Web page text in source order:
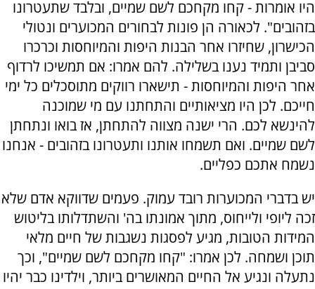
היו אומרות - קחו מקחכם לשם שמיים, ובלבד שתעטרונו
בזהובים". לכאורה הן פונות לבחורים המכוערים ונטולי
הכישרון, שחיזרו אחר הבנות היפות והמיוחסות וכרכרו
סביבן ותמיד נענו בשלילה. להם אמרו: אם תמשיכו לרדוף
אחר היפות והמיוחסות - תישארו רווקים מתוסכלים כל ימי
חייכם. לכן היו מציאותיים והתחתנו עם מי שמוכנה
להינשא לכם. הרי ישנה מצווה להתחתן, אז בואו ונתחתן
לשם שמיים. ואם תשמחו אותנו ותעטרונו בזהובים - אנחנו
נשמח אתכם כפליים.
יש בדברי המכוערות רובד עמוק. פעמים שדווקא אדם שלא
זכה ליופי ולייחוס, מתוך אמונתו בה' והשתדלותו בליטוש
המידות הטובות, מגיע לפסגות נשגבות של חיים מלאי
תוכן ושמחה. לכן אמרו: "קחו מקחכם לשם שמיים", וכך
נתעלה ונגיע אל החיים המאושרים ביותר, וילדינו כבר יהיו